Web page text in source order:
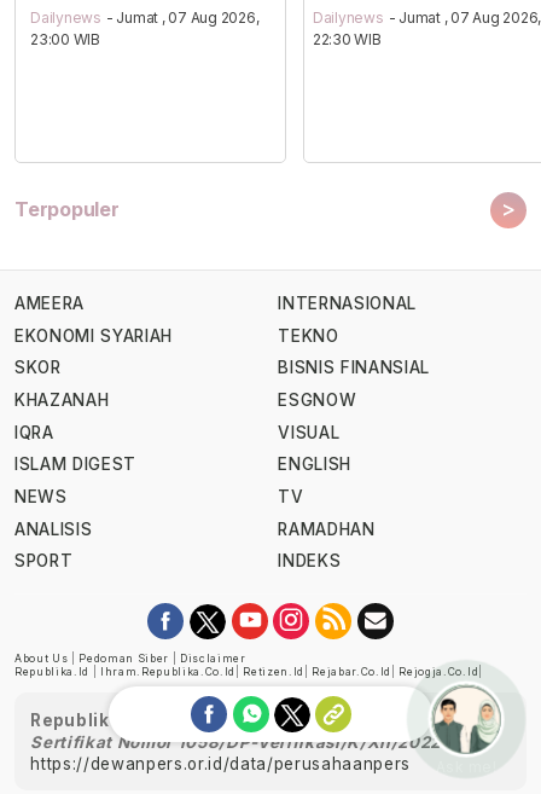
Dailynews - Jumat , 07 Aug 2026,
23:00 WIB
Dailynews - Jumat , 07 Aug 2026,
22:30 WIB
Terpopuler >
AMEERA
EKONOMI SYARIAH
SKOR
KHAZANAH
IQRA
ISLAM DIGEST
NEWS
ANALISIS
SPORT
INTERNASIONAL
TEKNO
BISNIS FINANSIAL
ESGNOW
VISUAL
ENGLISH
TV
RAMADHAN
INDEKS
About Us Pedoman Siber
Disclaimer
Republika.id
Ihram.republika.co.id Retizen.id Rejabar.co.id Rejogja.co.id
Republika telah diverifikasi oleh Dewan Pers
Sertifikat Nomor 1058/DP-Verifikasi/K/XII/2022
https://dewanpers.or.id/data/perusahaanpers